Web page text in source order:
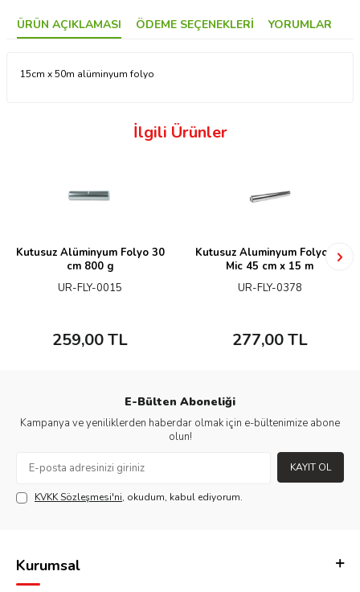
ÜRÜN AÇIKLAMASI ÖDEME SEÇENEKLERI YORUMLAR
15cm x 50m alüminyum folyo
İlgili Ürünler
Kutusuz Alüminyum Folyo 30
cm 800 g
UR-FLY-0015
259,00TL
Kutusuz Aluminyum Folyo 15
Mic 45 cm x 15 m
UR-FLY-0378
277,00TL
E-Bülten Aboneliği
Kampanya ve yeniliklerden haberdar olmak için e-bültenimize abone
olun!
KAYIT OL
KVKK Sözleşmesi'ni, okudum, kabul ediyorum.
Kurumsal